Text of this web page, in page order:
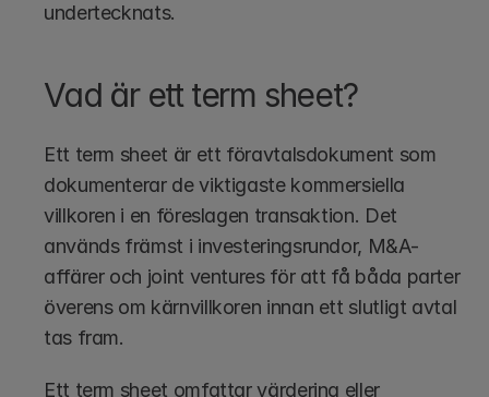
undertecknats.
Vad är ett term sheet?
Ett term sheet är ett föravtalsdokument som
dokumenterar de viktigaste kommersiella
villkoren i en föreslagen transaktion. Det
används främst i investeringsrundor, M&A-
affärer och joint ventures för att få båda parter
överens om kärnvillkoren innan ett slutligt avtal
tas fram.
Ett term sheet omfattar värdering eller